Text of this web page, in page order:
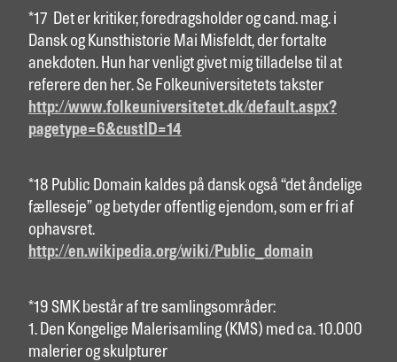
*17 Det er kritiker, foredragsholder og cand. mag. i
Dansk og Kunsthistorie Mai Misfeldt, der fortalte
anekdoten. Hun har venligt givet mig tilladelse til at
referere den her. Se Folkeuniversitetets takster
http://www.folkeuniversitetet.dk/default.aspx?
pagetype=6&custID=14
*18 Public Domain kaldes på dansk også “det åndelige
fælleseje” og betyder offentlig ejendom, som er fri af
ophavsret.
http://en.wikipedia.org/wiki/Public_domain
*19 SMK består af tre samlingsområder:
1. Den Kongelige Malerisamling (KMS) med ca. 10.000
malerier og skulpturer